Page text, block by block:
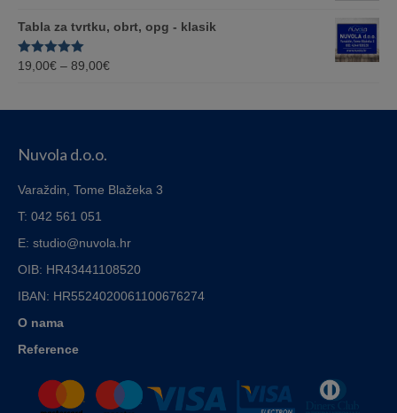
8,00€
through
Tabla za tvrtku, obrt, opg - klasik
Ocjenjeno
19,00€ – 89,00€Price
Nuvola d.o.o.
Varaždin, Tome Blažeka 3
T: 042 561 051
E: studio@nuvola.hr
OIB: HR43441108520
IBAN: HR5524020061100676274
O nama
Reference